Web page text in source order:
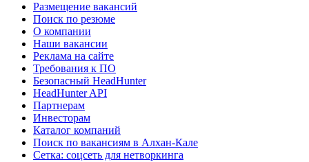
Размещение вакансий
Поиск по резюме
О компании
Наши вакансии
Реклама на сайте
Требования к ПО
Безопасный HeadHunter
HeadHunter API
Партнерам
Инвесторам
Каталог компаний
Поиск по вакансиям в Алхан-Кале
Сетка: соцсеть для нетворкинга